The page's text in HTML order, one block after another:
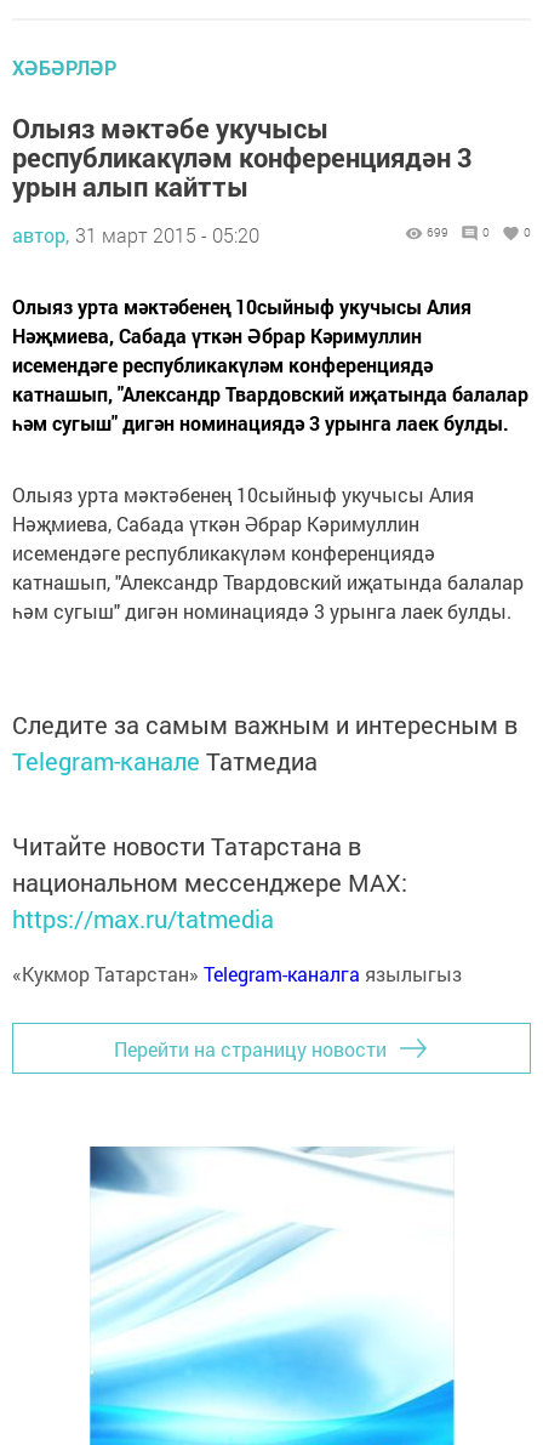
ХӘБӘРЛӘР
Олыяз мәктәбе укучысы
республикакүләм конференциядән 3
урын алып кайтты
автор, 31 март 2015 - 05:20 699 0 0
Олыяз урта мәктәбенең 10сыйныф укучысы Алия
Нәҗмиева, Сабада үткән Әбрар Кәримуллин
исемендәге республикакүләм конференциядә
катнашып, "Александр Твардовский иҗатында балалар
һәм сугыш" дигән номинациядә 3 урынга лаек булды.
Олыяз урта мәктәбенең 10сыйныф укучысы Алия
Нәҗмиева, Сабада үткән Әбрар Кәримуллин
исемендәге республикакүләм конференциядә
катнашып, "Александр Твардовский иҗатында балалар
һәм сугыш" дигән номинациядә 3 урынга лаек булды.
Следите за самым важным и интересным в
Telegram-канале Татмедиа
Читайте новости Татарстана в
национальном мессенджере MАХ:
https://max.ru/tatmedia
«Кукмор Татарстан» Telegram-каналга язылыгыз
Перейти на страницу новости